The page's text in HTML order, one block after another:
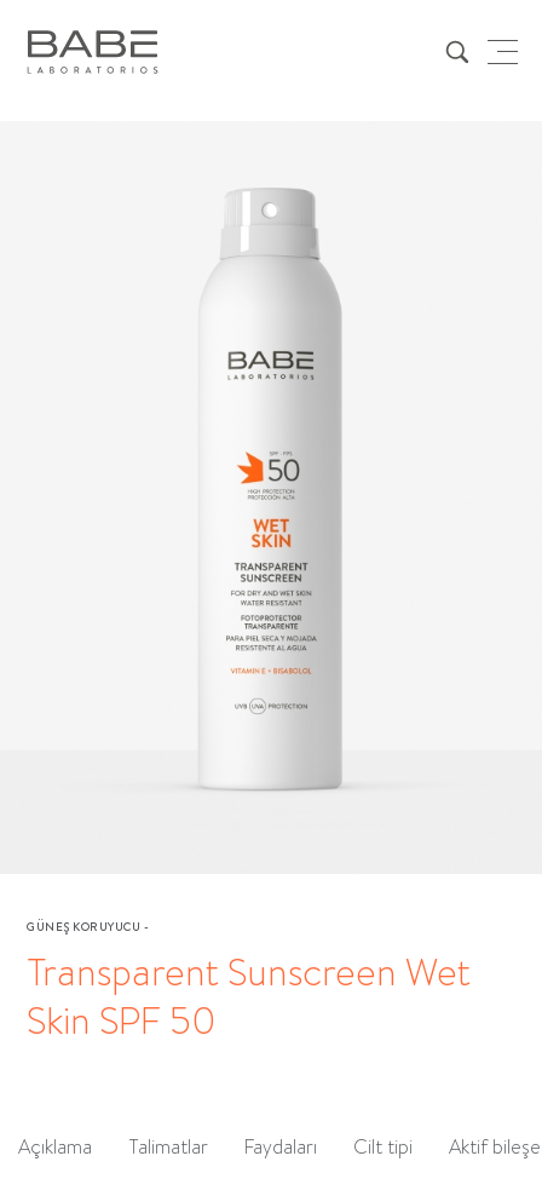
GÜNEŞ KORUYUCU -
Transparent Sunscreen Wet
Skin SPF 50
Açıklama Talimatlar Faydaları Cilt tipi Aktif